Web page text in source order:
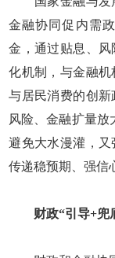
金融协同促内需
金，通过贴息、
化机制，与金融
与居民消费的创
风险、金融扩量放
避免大水漫灌，
传递稳预期、强信
财政“引导+兜